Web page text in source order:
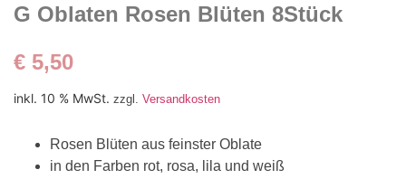
G Oblaten Rosen Blüten 8Stück
€ 5,50
inkl. 10 % MwSt. zzgl. Versandkosten
Rosen Blüten aus feinster Oblate
in den Farben rot, rosa, lila und weiß